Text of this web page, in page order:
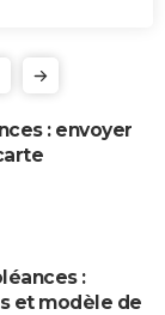
: envoyer
:
et modèle de